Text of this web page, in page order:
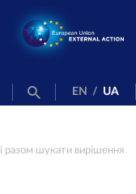
EN / UA
разом шукати вирішення